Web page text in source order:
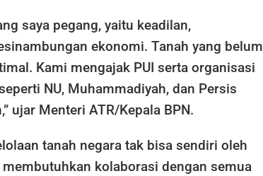
saya pegang, yaitu keadilan,
ekonomi. Tanah yang belum
Kami mengajak PUI serta organisasi
NU, Muhammadiyah, dan Persis
ujar Menteri ATR/Kepala BPN.
tanah negara tak bisa sendiri oleh
kolaborasi dengan semua